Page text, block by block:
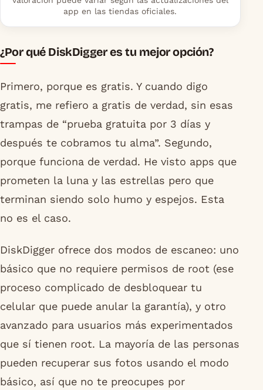
app en las tiendas oficiales.
¿Por qué DiskDigger es tu mejor opción?
Primero, porque es gratis. Y cuando digo
gratis, me refiero a gratis de verdad, sin esas
trampas de “prueba gratuita por 3 días y
después te cobramos tu alma”. Segundo,
porque funciona de verdad. He visto apps que
prometen la luna y las estrellas pero que
terminan siendo solo humo y espejos. Esta
no es el caso.
DiskDigger ofrece dos modos de escaneo: uno
básico que no requiere permisos de root (ese
proceso complicado de desbloquear tu
celular que puede anular la garantía), y otro
avanzado para usuarios más experimentados
que sí tienen root. La mayoría de las personas
pueden recuperar sus fotos usando el modo
básico, así que no te preocupes por